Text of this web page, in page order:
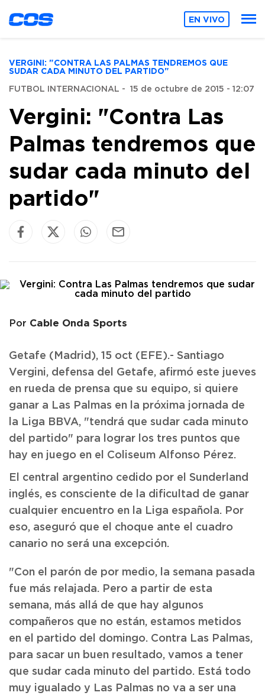
EN VIVO
VERGINI: "CONTRA LAS PALMAS TENDREMOS QUE
SUDAR CADA MINUTO DEL PARTIDO"
FUTBOL INTERNACIONAL - 15 de octubre de 2015 - 12:07
Vergini: "Contra Las
Palmas tendremos que
sudar cada minuto del
partido"
Por Cable Onda Sports
Getafe (Madrid), 15 oct (EFE).- Santiago
Vergini, defensa del Getafe, afirmó este jueves
en rueda de prensa que su equipo, si quiere
ganar a Las Palmas en la próxima jornada de
la Liga BBVA, "tendrá que sudar cada minuto
del partido" para lograr los tres puntos que
hay en juego en el Coliseum Alfonso Pérez.
El central argentino cedido por el Sunderland
inglés, es consciente de la dificultad de ganar
cualquier encuentro en la Liga española. Por
eso, aseguró que el choque ante el cuadro
canario no será una excepción.
"Con el parón de por medio, la semana pasada
fue más relajada. Pero a partir de esta
semana, más allá de que hay algunos
compañeros que no están, estamos metidos
en el partido del domingo. Contra Las Palmas,
para sacar un buen resultado, vamos a tener
que sudar cada minuto del partido. Está todo
muy igualado y Las Palmas no va a ser una